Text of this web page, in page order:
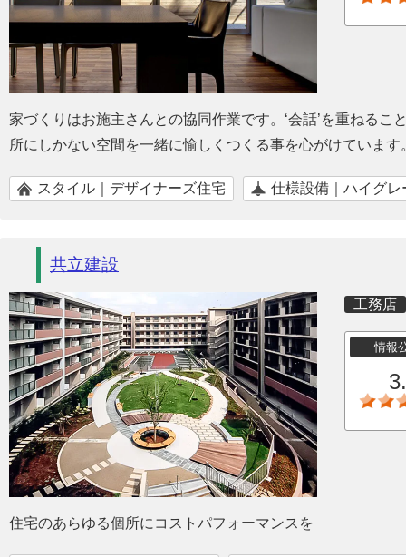
家づくりはお施主さんとの協同作業です。‘会話’を重ねる
所にしかない空間を一緒に愉しくつくる事を心がけています
スタイル｜デザイナーズ住宅 仕様設備｜ハイグレ
共立建設
工務店
情報
住宅のあらゆる個所にコストパフォーマンスを